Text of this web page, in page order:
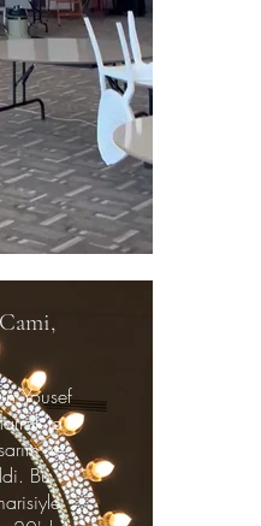
Yousef
ve
Bu